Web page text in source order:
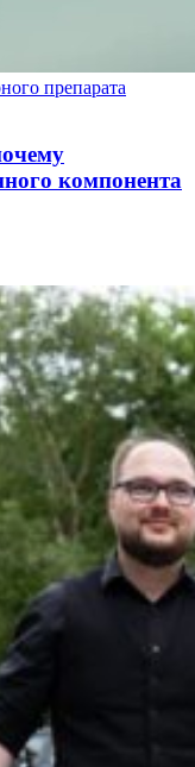
препарата
компонента